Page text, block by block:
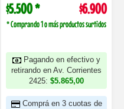
$5.500 * $6.900
* Comprando 1 o más productos surtidos
Pagando en efectivo y
retirando en Av. Corrientes
2425: $5.865,00
Comprá en 3 cuotas de